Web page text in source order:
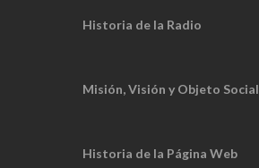
Historia de la Radio
Misión, Visión y Objeto Social
Historia de la Página Web